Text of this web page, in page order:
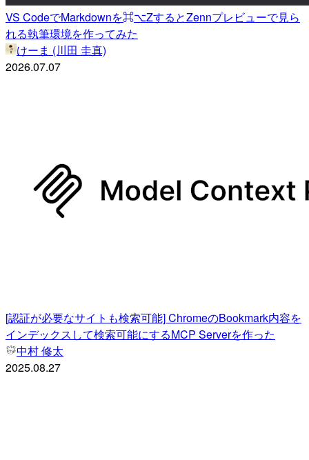
VS CodeでMarkdownを⌘⌥ZするとZennプレビューで見ら
れる執筆環境を作ってみた
けーま (川田 圭真)
2026.07.07
[認証が必要なサイトも検索可能] ChromeのBookmark内容を
インデックスして検索可能にするMCP Serverを作った
中村 修太
2025.08.27